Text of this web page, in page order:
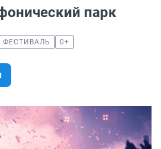
парк
ФЕСТИВАЛЬ 0+